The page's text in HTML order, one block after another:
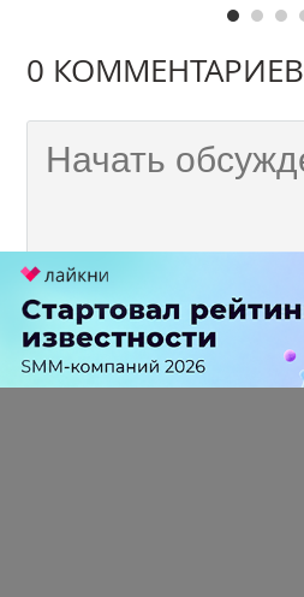
0 КОММЕНТАРИЕВ